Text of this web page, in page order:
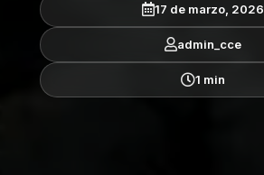
17 de marzo, 2026
admin_cce
1 min